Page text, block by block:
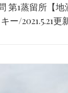
第1蒸留所【
ー/2021.5.21更